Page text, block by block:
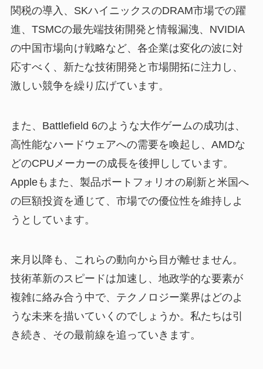
関税の導入、SKハイニックスのDRAM市場での躍
進、TSMCの最先端技術開発と情報漏洩、NVIDIA
の中国市場向け戦略など、各企業は変化の波に対
応すべく、新たな技術開発と市場開拓に注力し、
激しい競争を繰り広げています。
また、Battlefield 6のような大作ゲームの成功は、
高性能なハードウェアへの需要を喚起し、AMDな
どのCPUメーカーの成長を後押ししています。
Appleもまた、製品ポートフォリオの刷新と米国へ
の巨額投資を通じて、市場での優位性を維持しよ
うとしています。
来月以降も、これらの動向から目が離せません。
技術革新のスピードは加速し、地政学的な要素が
複雑に絡み合う中で、テクノロジー業界はどのよ
うな未来を描いていくのでしょうか。私たちは引
き続き、その最前線を追っていきます。